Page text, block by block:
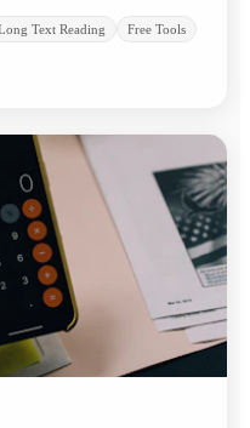
Text Reading Free Tools